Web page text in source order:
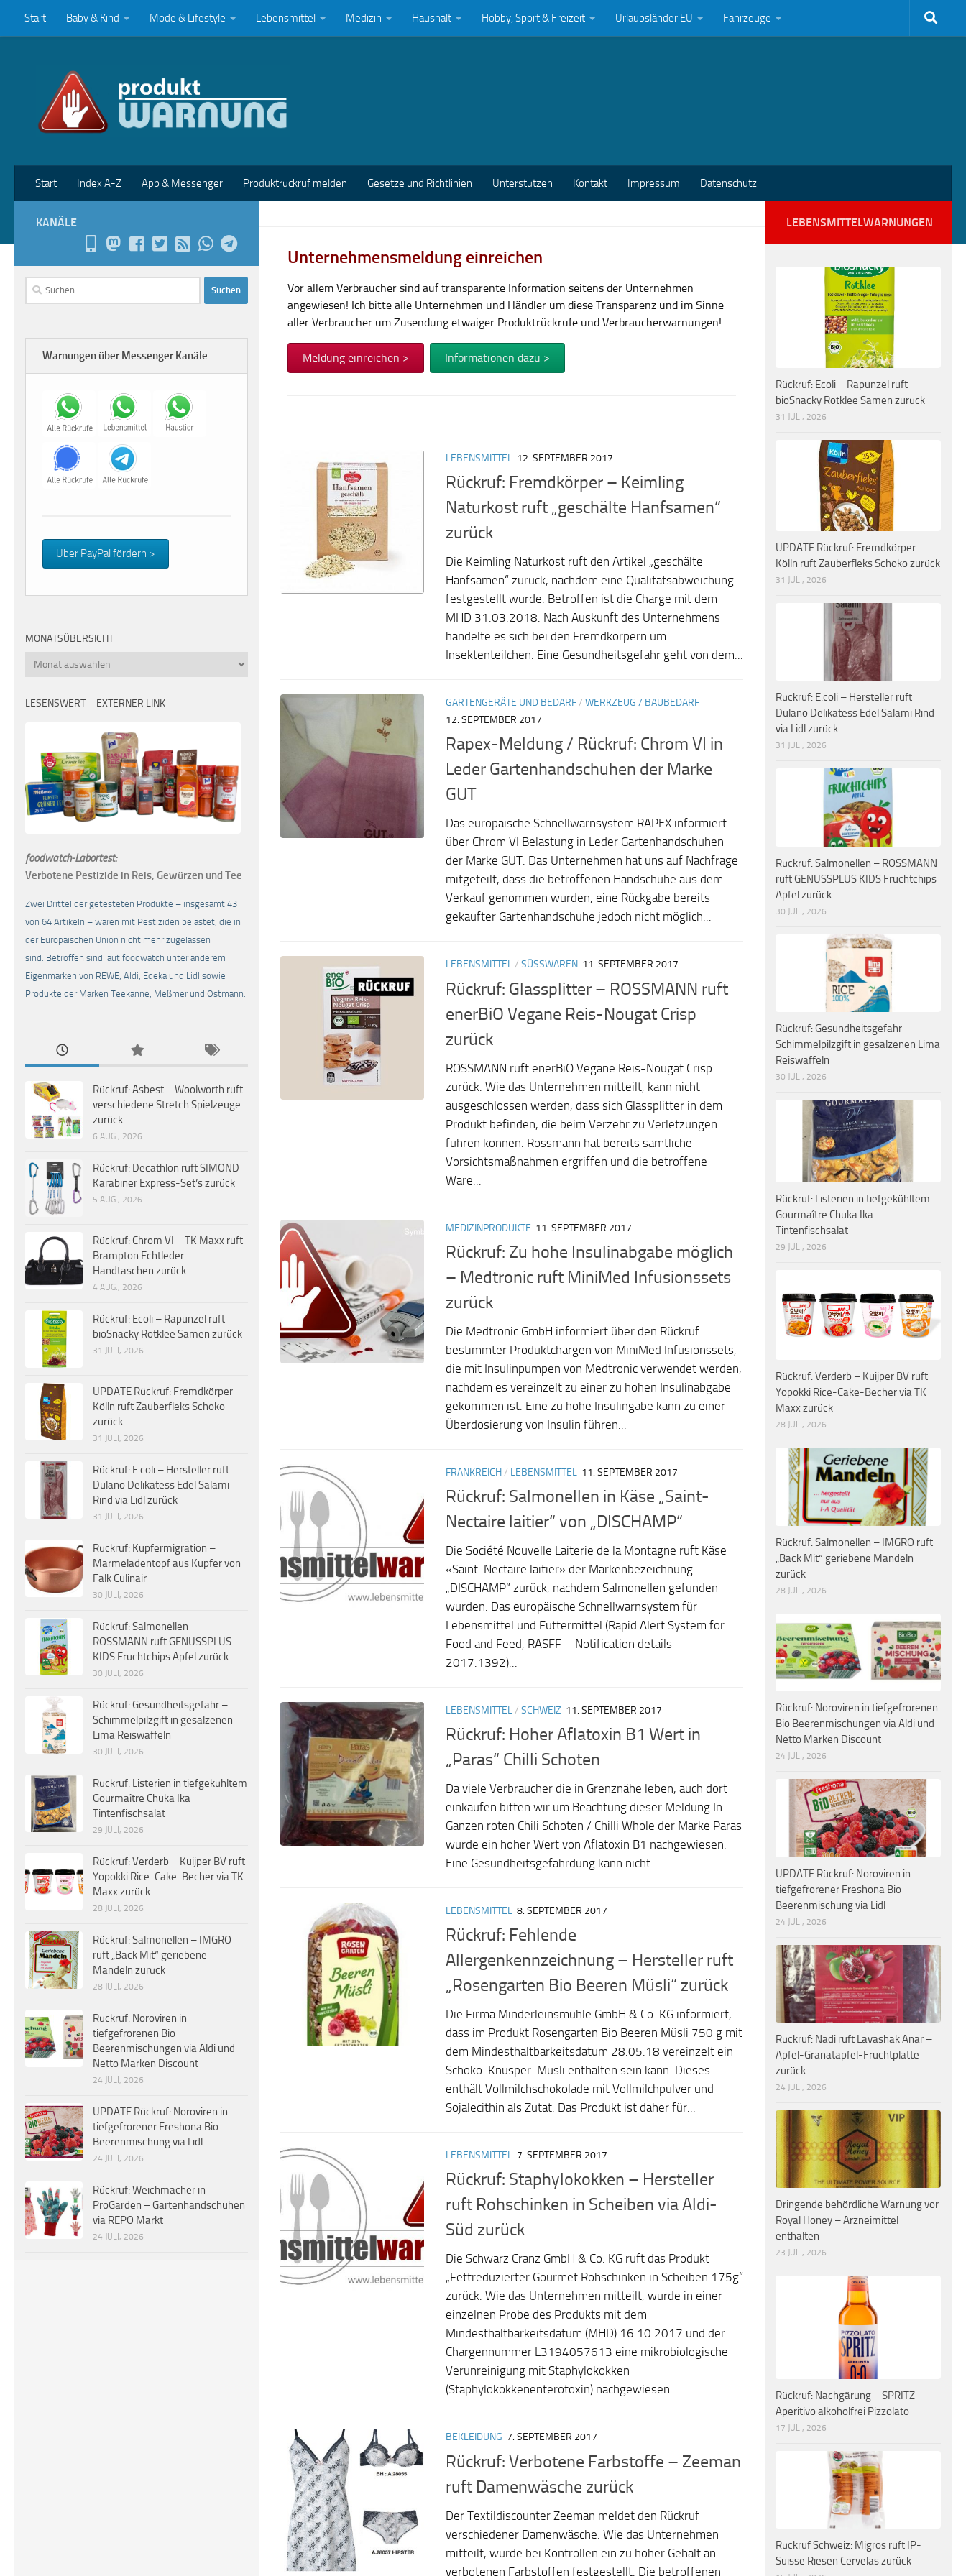
Zum Inhalt springen
Start Baby & Kind Mode & Lifestyle Lebensmittel Medizin Haushalt Hobby, Sport & Freizeit Urlaubsländer EU Fahrzeuge
Start Index A-Z App & Messenger Produktrückruf melden Gesetze und Richtlinien Unterstützen Kontakt Impressum Datenschutz
Unternehmensmeldung einreichen
Vor allem Verbraucher sind auf transparente Information seitens der Unternehmen
angewiesen! Ich bitte alle Unternehmen und Händler um diese Transparenz und im Sinne
aller Verbraucher um Zusendung etwaiger Produktrückrufe und Verbraucherwarnungen!
Meldung einreichen > Informationen dazu >
LEBENSMITTEL 12. SEPTEMBER 2017
Rückruf: Fremdkörper – Keimling
Naturkost ruft „geschälte Hanfsamen“
zurück
Die Keimling Naturkost ruft den Artikel „geschälte
Hanfsamen“ zurück, nachdem eine Qualitätsabweichung
festgestellt wurde. Betroffen ist die Charge mit dem
MHD 31.03.2018. Nach Auskunft des Unternehmens
handelte es sich bei den Fremdkörpern um
Insektenteilchen. Eine Gesundheitsgefahr geht von dem...
GARTENGERÄTE UND BEDARF/ WERKZEUG / BAUBEDARF
12. SEPTEMBER 2017
Rapex-Meldung / Rückruf: Chrom VI in
Leder Gartenhandschuhen der Marke
GUT
Das europäische Schnellwarnsystem RAPEX informiert
über Chrom VI Belastung in Leder Gartenhandschuhen
der Marke GUT. Das Unternehmen hat uns auf Nachfrage
mitgeteilt, dass die betroffenen Handschuhe aus dem
Verkauf genommen wurden, eine Rückgabe bereits
gekaufter Gartenhandschuhe jedoch nicht möglich...
LEBENSMITTEL/ SÜSSWAREN 11. SEPTEMBER 2017
Rückruf: Glassplitter – ROSSMANN ruft
enerBiO Vegane Reis-Nougat Crisp
zurück
ROSSMANN ruft enerBiO Vegane Reis-Nougat Crisp
zurück. Wie das Unternehmen mitteilt, kann nicht
ausgeschlossen werden, dass sich Glassplitter in dem
Produkt befinden, die beim Verzehr zu Verletzungen
führen können. Rossmann hat bereits sämtliche
Vorsichtsmaßnahmen ergriffen und die betroffene
Ware...
MEDIZINPRODUKTE 11. SEPTEMBER 2017
Rückruf: Zu hohe Insulinabgabe möglich
– Medtronic ruft MiniMed Infusionssets
zurück
Die Medtronic GmbH informiert über den Rückruf
bestimmter Produktchargen von MiniMed Infusionssets,
die mit Insulinpumpen von Medtronic verwendet werden,
nachdem es vereinzelt zu einer zu hohen Insulinabgabe
gekommen ist. Eine zu hohe Insulingabe kann zu einer
Überdosierung von Insulin führen...
FRANKREICH/ LEBENSMITTEL 11. SEPTEMBER 2017
Rückruf: Salmonellen in Käse „Saint-
Nectaire laitier“ von „DISCHAMP“
Die Société Nouvelle Laiterie de la Montagne ruft Käse
«Saint-Nectaire laitier» der Markenbezeichnung
„DISCHAMP“ zurück, nachdem Salmonellen gefunden
wurden. Das europäische Schnellwarnsystem für
Lebensmittel und Futtermittel (Rapid Alert System for
Food and Feed, RASFF – Notification details –
2017.1392)...
LEBENSMITTEL/ SCHWEIZ 11. SEPTEMBER 2017
Rückruf: Hoher Aflatoxin B1 Wert in
„Paras“ Chilli Schoten
Da viele Verbraucher die in Grenznähe leben, auch dort
einkaufen bitten wir um Beachtung dieser Meldung In
Ganzen roten Chili Schoten / Chilli Whole der Marke Paras
wurde ein hoher Wert von Aflatoxin B1 nachgewiesen.
Eine Gesundheitsgefährdung kann nicht...
LEBENSMITTEL 8. SEPTEMBER 2017
Rückruf: Fehlende
Allergenkennzeichnung – Hersteller ruft
„Rosengarten Bio Beeren Müsli“ zurück
Die Firma Minderleinsmühle GmbH & Co. KG informiert,
dass im Produkt Rosengarten Bio Beeren Müsli 750 g mit
dem Mindesthaltbarkeitsdatum 28.05.18 vereinzelt ein
Schoko-Knusper-Müsli enthalten sein kann. Dieses
enthält Vollmilchschokolade mit Vollmilchpulver und
Sojalecithin als Zutat. Das Produkt ist daher für...
LEBENSMITTEL 7. SEPTEMBER 2017
Rückruf: Staphylokokken – Hersteller
ruft Rohschinken in Scheiben via Aldi-
Süd zurück
Die Schwarz Cranz GmbH & Co. KG ruft das Produkt
„Fettreduzierter Gourmet Rohschinken in Scheiben 175g“
zurück. Wie das Unternehmen mitteilt, wurde in einer
einzelnen Probe des Produkts mit dem
Mindesthaltbarkeitsdatum (MHD) 16.10.2017 und der
Chargennummer L3194057613 eine mikrobiologische
Verunreinigung mit Staphylokokken
(Staphylokokkenenterotoxin) nachgewiesen....
BEKLEIDUNG 7. SEPTEMBER 2017
Rückruf: Verbotene Farbstoffe – Zeeman
ruft Damenwäsche zurück
Der Textildiscounter Zeeman meldet den Rückruf
verschiedener Damenwäsche. Wie das Unternehmen
mitteilt, wurde bei Kontrollen ein zu hoher Gehalt an
verbotenen Farbstoffen festgestellt. Die betroffenen
KANÄLE
Suchen
nach:
Warnungen über Messenger Kanäle
Über PayPal fördern >
MONATSÜBERSICHT
Monatsübersicht
LESENSWERT – EXTERNER LINK
foodwatch-Labortest:
Verbotene Pestizide in Reis, Gewürzen und Tee
Zwei Drittel der getesteten Produkte – insgesamt 43
von 64 Artikeln – waren mit Pestiziden belastet, die in
der Europäischen Union nicht mehr zugelassen
sind. Betroffen sind laut foodwatch unter anderem
Eigenmarken von REWE, Aldi, Edeka und Lidl sowie
Produkte der Marken Teekanne, Meßmer und Ostmann.
Rückruf: Asbest – Woolworth ruft
verschiedene Stretch Spielzeuge
zurück
6 AUG., 2026
Rückruf: Decathlon ruft SIMOND
Karabiner Express-Set’s zurück
5 AUG., 2026
Rückruf: Chrom VI – TK Maxx ruft
Brampton Echtleder-
Handtaschen zurück
4 AUG., 2026
Rückruf: Ecoli – Rapunzel ruft
bioSnacky Rotklee Samen zurück
31 JULI, 2026
UPDATE Rückruf: Fremdkörper –
Kölln ruft Zauberfleks Schoko
zurück
31 JULI, 2026
Rückruf: E.coli – Hersteller ruft
Dulano Delikatess Edel Salami
Rind via Lidl zurück
31 JULI, 2026
Rückruf: Kupfermigration –
Marmeladentopf aus Kupfer von
Falk Culinair
30 JULI, 2026
Rückruf: Salmonellen –
ROSSMANN ruft GENUSSPLUS
KIDS Fruchtchips Apfel zurück
30 JULI, 2026
Rückruf: Gesundheitsgefahr –
Schimmelpilzgift in gesalzenen
Lima Reiswaffeln
30 JULI, 2026
Rückruf: Listerien in tiefgekühltem
Gourmaître Chuka Ika
Tintenfischsalat
29 JULI, 2026
Rückruf: Verderb – Kuijper BV ruft
Yopokki Rice-Cake-Becher via TK
Maxx zurück
28 JULI, 2026
Rückruf: Salmonellen – IMGRO
ruft „Back Mit“ geriebene
Mandeln zurück
28 JULI, 2026
Rückruf: Noroviren in
tiefgefrorenen Bio
Beerenmischungen via Aldi und
Netto Marken Discount
24 JULI, 2026
UPDATE Rückruf: Noroviren in
tiefgefrorener Freshona Bio
Beerenmischung via Lidl
24 JULI, 2026
Rückruf: Weichmacher in
ProGarden – Gartenhandschuhen
via REPO Markt
24 JULI, 2026
LEBENSMITTELWARNUNGEN
Rückruf: Ecoli – Rapunzel ruft
bioSnacky Rotklee Samen zurück
31 JULI, 2026
UPDATE Rückruf: Fremdkörper –
Kölln ruft Zauberfleks Schoko zurück
31 JULI, 2026
Rückruf: E.coli – Hersteller ruft
Dulano Delikatess Edel Salami Rind
via Lidl zurück
31 JULI, 2026
Rückruf: Salmonellen – ROSSMANN
ruft GENUSSPLUS KIDS Fruchtchips
Apfel zurück
30 JULI, 2026
Rückruf: Gesundheitsgefahr –
Schimmelpilzgift in gesalzenen Lima
Reiswaffeln
30 JULI, 2026
Rückruf: Listerien in tiefgekühltem
Gourmaître Chuka Ika
Tintenfischsalat
29 JULI, 2026
Rückruf: Verderb – Kuijper BV ruft
Yopokki Rice-Cake-Becher via TK
Maxx zurück
28 JULI, 2026
Rückruf: Salmonellen – IMGRO ruft
„Back Mit“ geriebene Mandeln
zurück
28 JULI, 2026
Rückruf: Noroviren in tiefgefrorenen
Bio Beerenmischungen via Aldi und
Netto Marken Discount
24 JULI, 2026
UPDATE Rückruf: Noroviren in
tiefgefrorener Freshona Bio
Beerenmischung via Lidl
24 JULI, 2026
Rückruf: Nadi ruft Lavashak Anar –
Apfel-Granatapfel-Fruchtplatte
zurück
24 JULI, 2026
Dringende behördliche Warnung vor
Royal Honey – Arzneimittel
enthalten
23 JULI, 2026
Rückruf: Nachgärung – SPRITZ
Aperitivo alkoholfrei Pizzolato
17 JULI, 2026
Rückruf Schweiz: Migros ruft IP-
Suisse Riesen Cervelas zurück